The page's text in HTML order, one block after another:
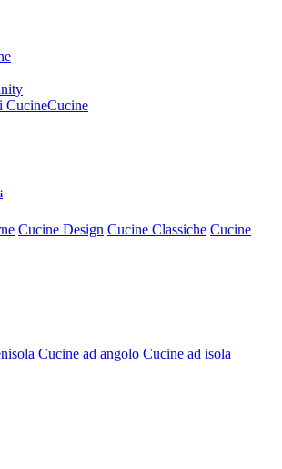
Cucine
Cucine Design Cucine Classiche Cucine
Cucine ad angolo Cucine ad isola